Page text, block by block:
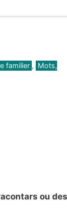
familier , Mots,
ou des